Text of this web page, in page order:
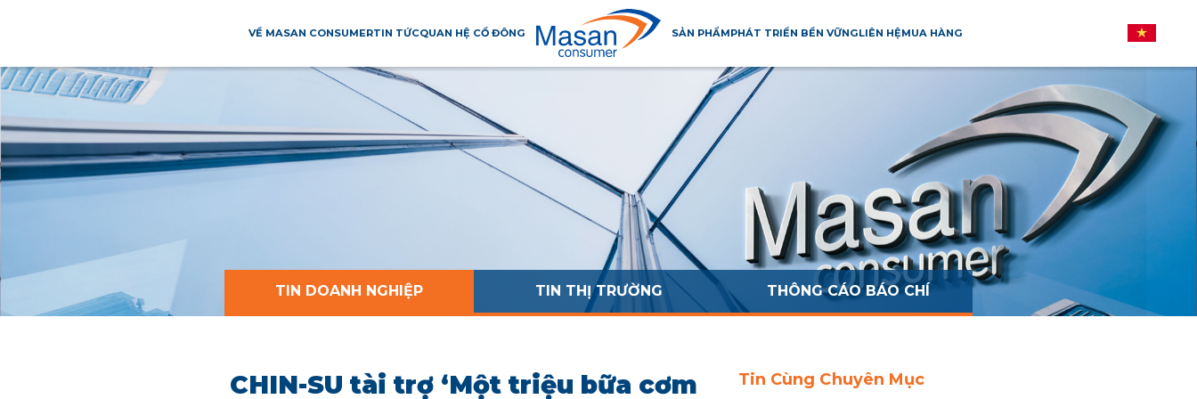
VỀ MASAN CONSUMERTIN TỨCQUAN HỆ CỔ ĐÔNG SẢN PHẨMPHÁT TRIỂN BỀN VỮNGLIÊN HỆMUA HÀNG
TIN DOANH NGHIỆP TIN THỊ TRƯỜNG THÔNG CÁO BÁO CHÍ
CHIN-SU tài trợ ‘Một triệu bữa cơm
Tin Cùng Chuyên Mục